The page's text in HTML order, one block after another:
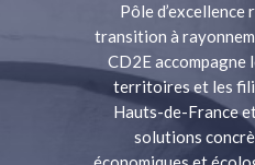
Pôle d’excellence
transition à
CD2E accompagne
territoires et les
Hauts-de-France
solutions